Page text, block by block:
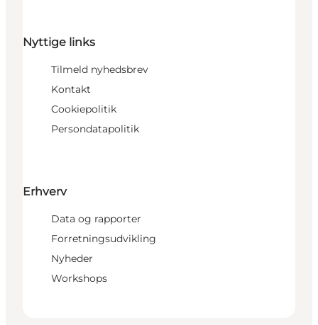
Nyttige links
Tilmeld nyhedsbrev
Kontakt
Cookiepolitik
Persondatapolitik
Erhverv
Data og rapporter
Forretningsudvikling
Nyheder
Workshops